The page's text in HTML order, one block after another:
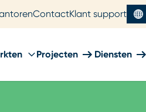
ContactKlant support
Projecten Diensten